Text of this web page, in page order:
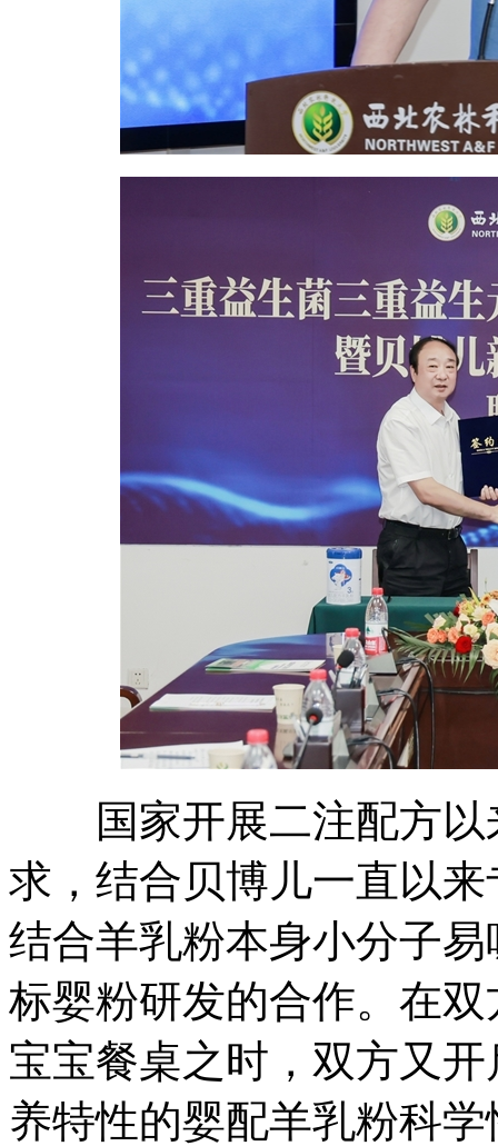
国家开展二注配方以
求，结合贝博儿一直以
结合羊乳粉本身小分子
标婴粉研发的合作。在
宝宝餐桌之时，双方又
养特性的婴配羊乳粉科